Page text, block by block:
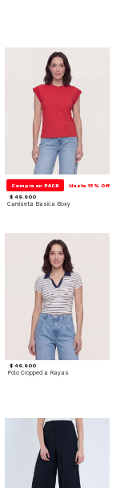
Compra en PACK Hasta 15% Off
$ 49.900
Camiseta Basica Boxy
$ 49.900
Polo Cropped a Rayas